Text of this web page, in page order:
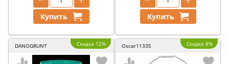
Купить Купить
DANOGRUNT Скидка 12% Oscar11335 Скидка 8%